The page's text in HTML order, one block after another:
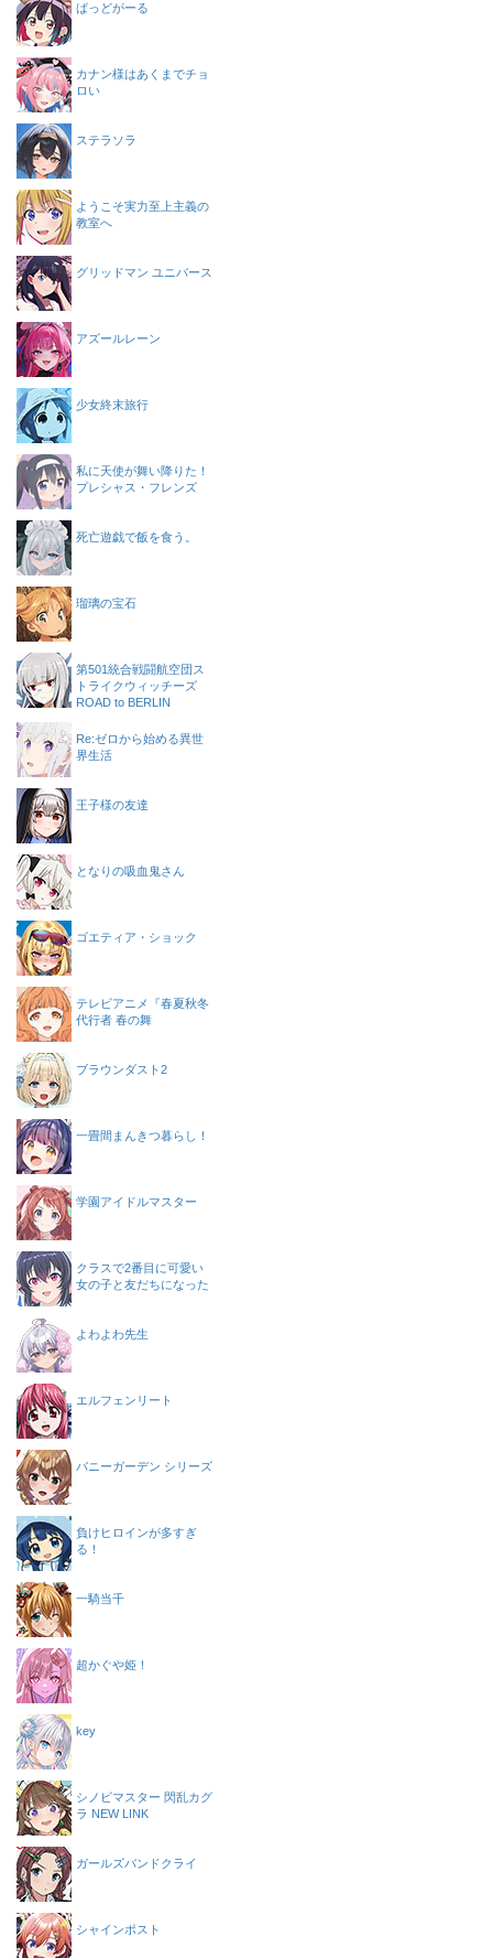
ばっどがーる
カナン様はあくまでチョ
ロい
ステラソラ
ようこそ実力至上主義の
教室へ
グリッドマン ユニバース
アズールレーン
少女終末旅行
私に天使が舞い降りた！
プレシャス・フレンズ
死亡遊戯で飯を食う。
瑠璃の宝石
第501統合戦闘航空団ス
トライクウィッチーズ
ROAD to BERLIN
Re:ゼロから始める異世
界生活
王子様の友達
となりの吸血鬼さん
ゴエティア・ショック
テレビアニメ『春夏秋冬
代行者 春の舞
ブラウンダスト2
一畳間まんきつ暮らし！
学園アイドルマスター
クラスで2番目に可愛い
女の子と友だちになった
よわよわ先生
エルフェンリート
バニーガーデン シリーズ
負けヒロインが多すぎ
る！
一騎当千
超かぐや姫！
key
シノビマスター 閃乱カグ
ラ NEW LINK
ガールズバンドクライ
シャインポスト